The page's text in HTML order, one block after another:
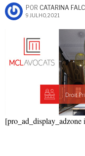
POR CATARINA
9 JULHO, 2021
[pro_ad_display_adzone